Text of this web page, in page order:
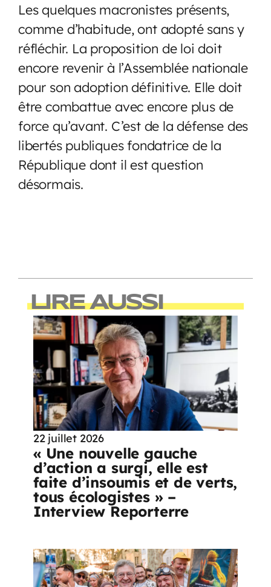
Les quelques macronistes présents,
comme d’habitude, ont adopté sans y
réfléchir. La proposition de loi doit
encore revenir à l’Assemblée nationale
pour son adoption définitive. Elle doit
être combattue avec encore plus de
force qu’avant. C’est de la défense des
libertés publiques fondatrice de la
République dont il est question
désormais.
LIRE AUSSI
22 juillet 2026
« Une nouvelle gauche
d’action a surgi, elle est
faite d’insoumis et de verts,
tous écologistes » –
Interview Reporterre